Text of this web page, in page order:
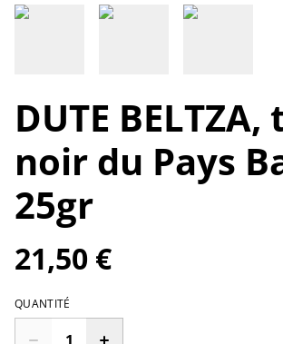
DUTE BELTZA,
noir du Pays
25gr
21,50 €
QUANTITÉ